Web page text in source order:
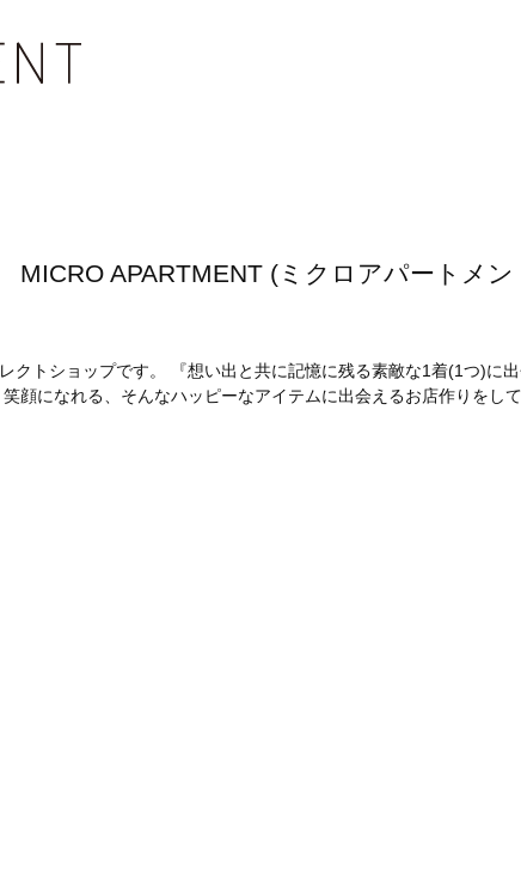
MICRO APARTMENT (ミクロアパートメン
クトショップです。 『想い出と共に記憶に残る素敵な1着(1つ)に
顔になれる、そんなハッピーなアイテムに出会えるお店作りをし